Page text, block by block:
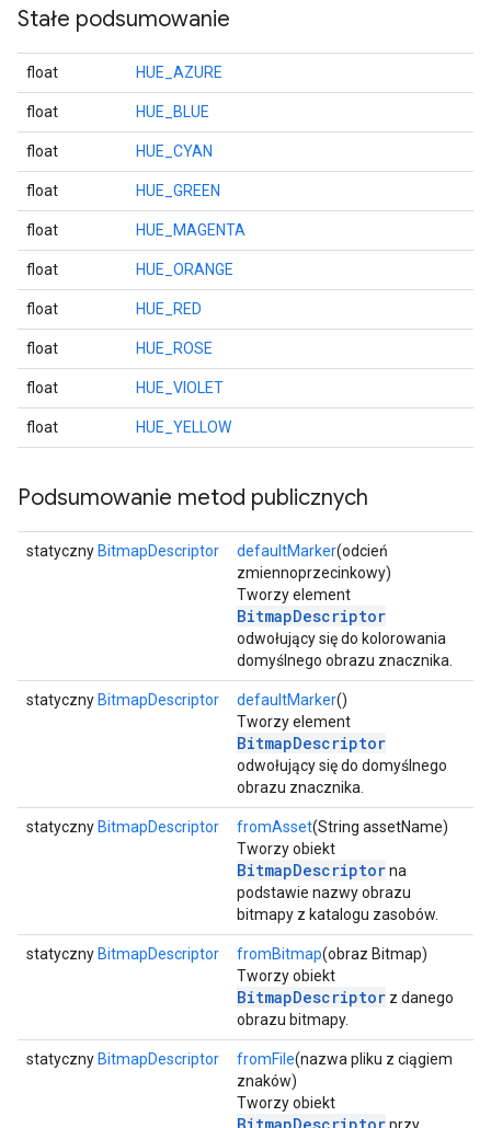
Stałe podsumowanie
float HUE_AZURE
float HUE_BLUE
float HUE_CYAN
float HUE_GREEN
float HUE_MAGENTA
float HUE_ORANGE
float HUE_RED
float HUE_ROSE
float HUE_VIOLET
float HUE_YELLOW
Podsumowanie metod publicznych
statyczny BitmapDescriptor defaultMarker(odcień
zmiennoprzecinkowy)
Tworzy element
BitmapDescriptor
odwołujący się do kolorowania
domyślnego obrazu znacznika.
statyczny BitmapDescriptor defaultMarker()
Tworzy element
BitmapDescriptor
odwołujący się do domyślnego
obrazu znacznika.
statyczny BitmapDescriptor fromAsset(String assetName)
Tworzy obiekt
BitmapDescriptorna
podstawie nazwy obrazu
bitmapy z katalogu zasobów.
statyczny BitmapDescriptor fromBitmap(obraz Bitmap)
Tworzy obiekt
BitmapDescriptor z danego
obrazu bitmapy.
statyczny BitmapDescriptor fromFile(nazwa pliku z ciągiem
znaków)
Tworzy obiekt